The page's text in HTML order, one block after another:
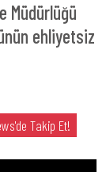
Müdürlüğü
ehliyetsiz
Takip Et!